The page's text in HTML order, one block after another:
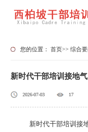
您的位置：首页>>综合要
新时代干部培训接地
2026-07-03 17
新时代干部培训接